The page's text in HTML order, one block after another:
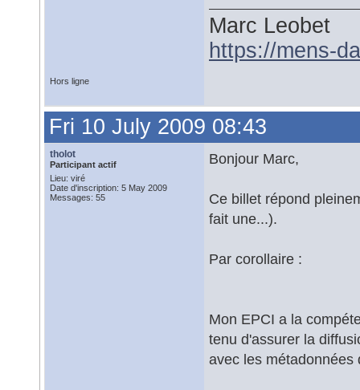
Marc Leobet
https://mens-
Hors ligne
Fri 10 July 2009 08:43
tholot
Participant actif
Lieu: viré
Date d'inscription: 5 May 2009
Messages: 55
Bonjour Marc,
Ce billet répond
fait une...).
Par corollaire :
Mon EPCI a la
tenu d'assurer la
avec les métadonnées